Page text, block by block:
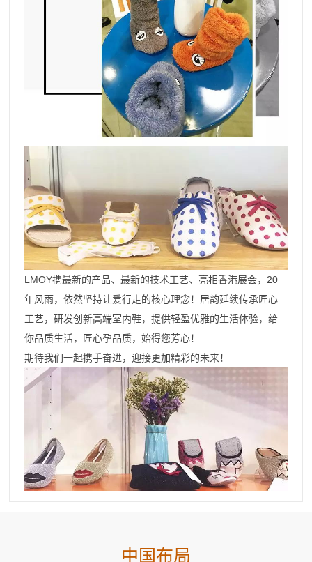
LMOY携最新的产品、最新的技术工艺、亮相香港展会，20
年风雨，依然坚持让爱行走的核心理念！居韵延续传承匠心
工艺，研发创新高端室内鞋，提供轻盈优雅的生活体验，给
你品质生活，匠心孕品质，始得您芳心！
期待我们一起携手奋进，迎接更加精彩的未来！
中国布局